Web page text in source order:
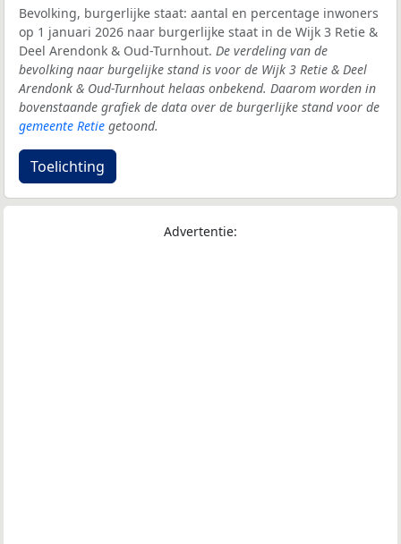
Bevolking, burgerlijke staat: aantal en percentage inwoners
op 1 januari 2026 naar burgerlijke staat in de Wijk 3 Retie &
Deel Arendonk & Oud-Turnhout. De verdeling van de
bevolking naar burgelijke stand is voor de Wijk 3 Retie & Deel
Arendonk & Oud-Turnhout helaas onbekend. Daarom worden in
bovenstaande grafiek de data over de burgerlijke stand voor de
gemeente Retie getoond.
Toelichting
Advertentie: